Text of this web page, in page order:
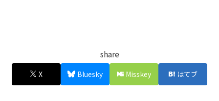
share
X Bluesky Misskey はてブ